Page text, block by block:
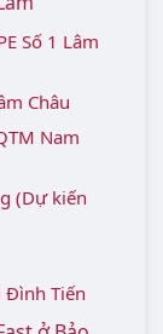
Số 1 Lâm
Châu
Nam
(Dự kiến
Đình Tiến